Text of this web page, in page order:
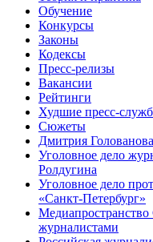
Обучение
Конкурсы
Законы
Кодексы
Пресс-релизы
Вакансии
Рейтинги
Худшие пресс-
Сюжеты
Дмитрия
Уголовное дело
Ролдугина
Уголовное дело
«Санкт-Петербург»
журналистами